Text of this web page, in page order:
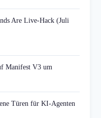
Are Live-Hack (Juli
Manifest V3 um
Türen für KI-Agenten